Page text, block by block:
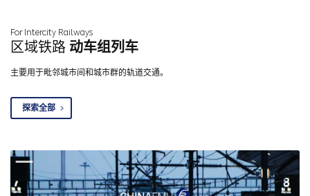
For Intercity Railways
区域铁路 动车组列车
主要用于毗邻城市间和城市群的轨道交通。
探索全部